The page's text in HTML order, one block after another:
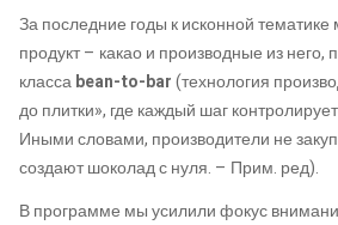
За последние годы к исконной
продукт – какао и производные из него,
классаbean-to-bar(технология
до плитки», где каждый шаг
Иными словами, производители не
создают шоколад с нуля. – Прим. ред).
В программе мы усилили фокус